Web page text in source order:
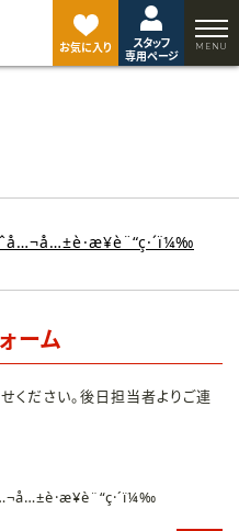
お気に入り
スタッフ
専用ページ
ーム
ください。後日担当者よりご連